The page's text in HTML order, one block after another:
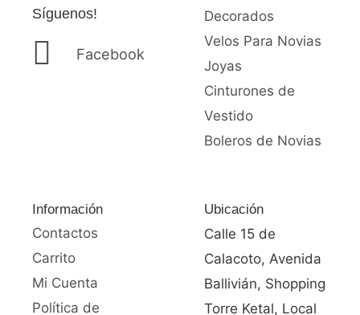
Síguenos!
Facebook
Decorados
Velos Para Novias
Joyas
Cinturones de
Vestido
Boleros de Novias
Información
Contactos
Carrito
Mi Cuenta
Política de
Ubicación
Calle 15 de
Calacoto, Avenida
Ballivián, Shopping
Torre Ketal, Local